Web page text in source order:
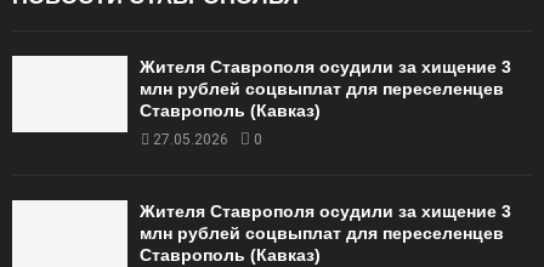
Жителя Ставрополя осудили за хищение 3
млн рублей соцвыплат для переселенцев
Ставрополь (Кавказ)
27.05.2026 0
Жителя Ставрополя осудили за хищение 3
млн рублей соцвыплат для переселенцев
Ставрополь (Кавказ)